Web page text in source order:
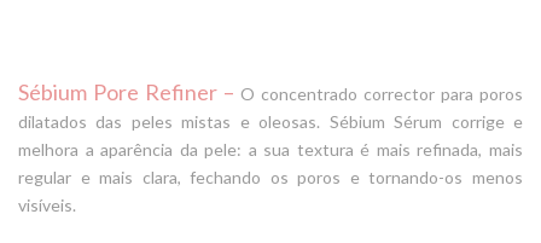
Sébium Pore Refiner – O concentrado corrector para poros
dilatados das peles mistas e oleosas. Sébium Sérum corrige e
melhora a aparência da pele: a sua textura é mais refinada, mais
regular e mais clara, fechando os poros e tornando-os menos
visíveis.